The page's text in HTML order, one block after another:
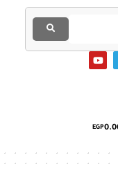
EGP